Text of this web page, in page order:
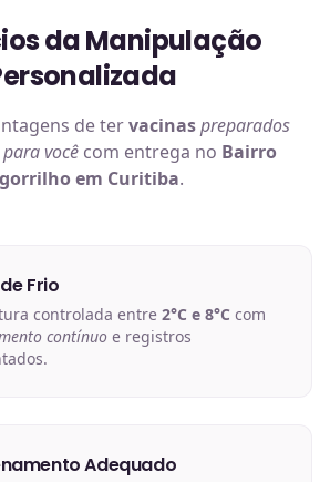
da Manipulação
de tervacinaspreparados
vocêcom entrega no Bairro
em Curitiba.
Frio
controlada entre 2°C e 8°C com
contínuo e registros
Adequado